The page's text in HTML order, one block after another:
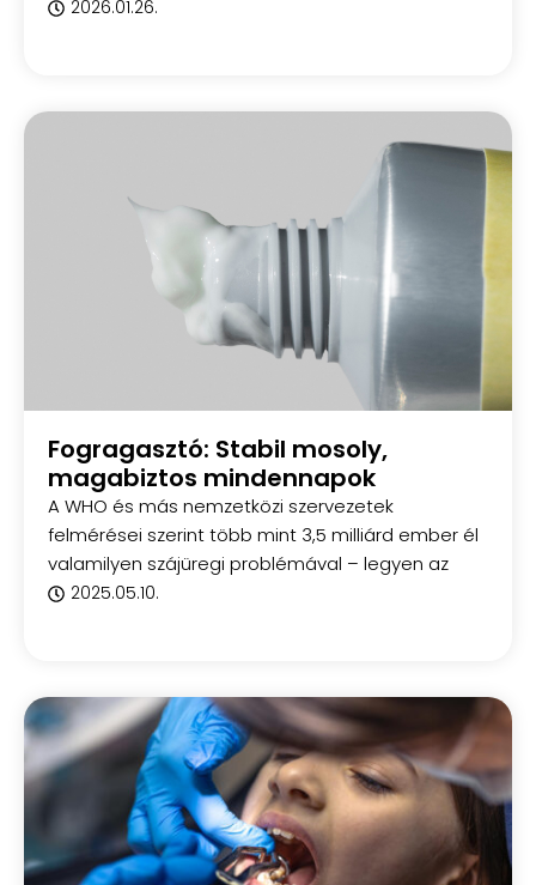
2026.01.26.
Fogragasztó: Stabil mosoly,
magabiztos mindennapok
A WHO és más nemzetközi szervezetek
felmérései szerint több mint 3,5 milliárd ember él
valamilyen szájüregi problémával – legyen az
2025.05.10.